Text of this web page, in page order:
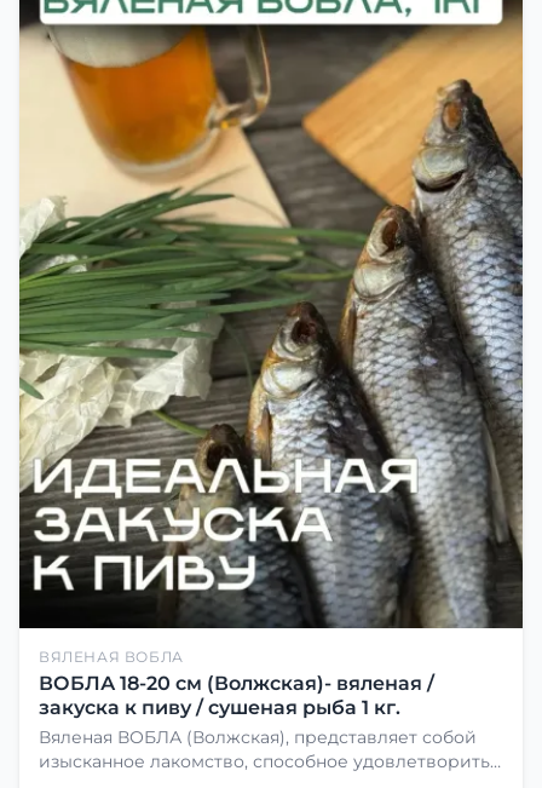
ВЯЛЕНАЯ ВОБЛА
ВОБЛА 18-20 см (Волжская)- вяленая /
закуска к пиву / сушеная рыба 1 кг.
Вяленая ВОБЛА (Волжская), представляет собой
изысканное лакомство, способное удовлетворить